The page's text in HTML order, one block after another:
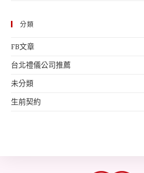
分類
FB文章
台北禮儀公司推薦
未分類
生前契約